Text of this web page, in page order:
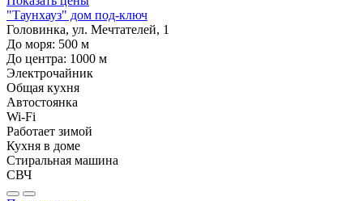
"Таунхауз" дом под-ключ
Головинка, ул. Мечтателей, 1
До моря: 500 м
До центра: 1000 м
Электрочайник
Общая кухня
Автостоянка
Wi-Fi
Работает зимой
Кухня в доме
Стиральная машина
СВЧ